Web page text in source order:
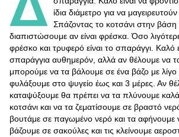
ίδια διάμετρο για να
Σπάζοντας το κοτσάνι στην
διαπιστώσουμε αν είναι φρέσκα. Όσο
φρέσκο και τρυφερό είναι το σπαράγγι. Καλό
σπαράγγια αυθημερόν, αλλά αν θέλουμε να
μπορούμε να τα βάλουμε σε ένα βάζο με λίγο
φυλάξουμε στο ψυγείο έως και 3 μέρες. Αν
καταψύξουμε θα πρέπει να τα πλύνουμε
κοτσάνι και να τα ζεματίσουμε σε βραστό
βουτάμε σε παγωμένο νερό και τα αφήνουμε
βάζουμε σε σακούλες και τις κλείνουμε